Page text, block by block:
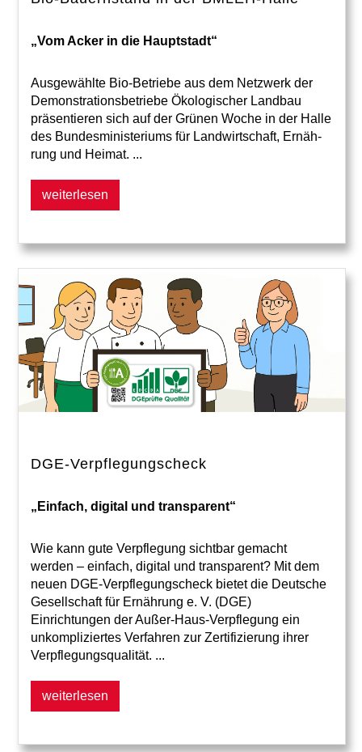
„Vom Acker in die Hauptstadt“
Ausgewählte Bio-Betriebe aus dem Netzwerk der
Demonstrationsbetriebe Ökologischer Landbau
präsentieren sich auf der Grünen Woche in der Halle
des Bundesministeriums für Landwirtschaft, Ernäh-
rung und Heimat. ...
weiterlesen
DGE-Verpflegungscheck
„Einfach, digital und transparent“
Wie kann gute Verpflegung sichtbar gemacht
werden – einfach, digital und transparent? Mit dem
neuen DGE-Verpflegungscheck bietet die Deutsche
Gesellschaft für Ernährung e. V. (DGE)
Einrichtungen der Außer-Haus-Verpflegung ein
unkompliziertes Verfahren zur Zertifizierung ihrer
Verpflegungsqualität. ...
weiterlesen